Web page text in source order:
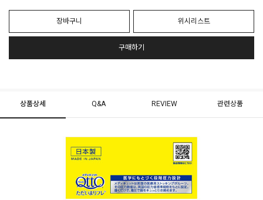
장바구니 위시리스트
구매하기
상품상세 Q&A REVIEW 관련상품